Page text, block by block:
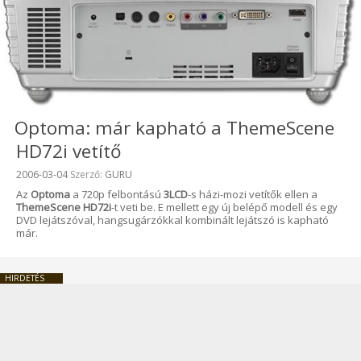
Optoma: már kapható a ThemeScene
HD72i vetítő
Beküldve:
2006-03-04Szerző: GURU
Az Optoma a 720p felbontású 3LCD-s házi-mozi vetítők ellen a
ThemeScene HD72i-t veti be. E mellett egy új belépő modell és egy
DVD lejátszóval, hangsugárzókkal kombinált lejátszó is kapható
már.
HIRDETÉS